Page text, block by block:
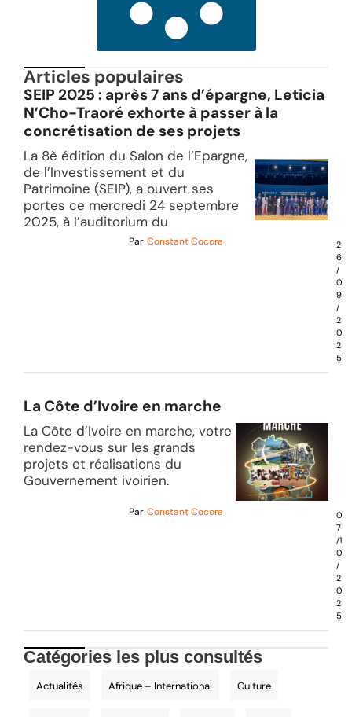
Articles populaires
SEIP 2025 : après 7 ans d’épargne, Leticia
N’Cho-Traoré exhorte à passer à la
concrétisation de ses projets
La 8è édition du Salon de l’Epargne,
de l’Investissement et du
Patrimoine (SEIP), a ouvert ses
portes ce mercredi 24 septembre
2025, à l’auditorium du
Par Constant Cocora
2
6
/
0
9
/
2
0
2
5
La Côte d’Ivoire en marche
La Côte d’Ivoire en marche, votre
rendez-vous sur les grands
projets et réalisations du
Gouvernement ivoirien.
Par Constant Cocora
0
7
/1
0
/
2
0
2
5
Catégories les plus consultés
Actualités Afrique – International Culture